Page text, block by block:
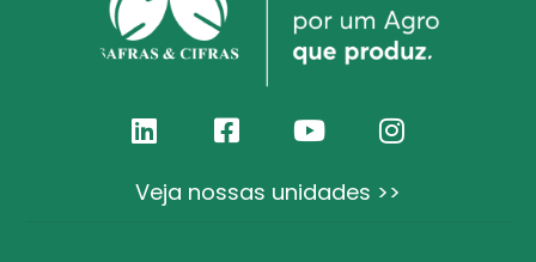
Veja nossas unidades >>